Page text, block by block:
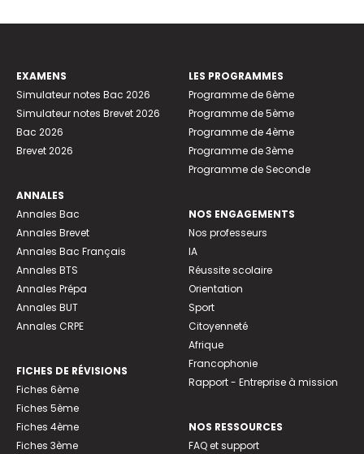
EXAMENS
Simulateur notes Bac 2026
Simulateur notes Brevet 2026
Bac 2026
Brevet 2026
ANNALES
Annales Bac
Annales Brevet
Annales Bac Français
Annales BTS
Annales Prépa
Annales BUT
Annales CRPE
FICHES DE RÉVISIONS
Fiches 6ème
Fiches 5ème
Fiches 4ème
Fiches 3ème
LES PROGRAMMES
Programme de 6ème
Programme de 5ème
Programme de 4ème
Programme de 3ème
Programme de Seconde
NOS ENGAGEMENTS
Nos professeurs
IA
Réussite scolaire
Orientation
Sport
Citoyenneté
Afrique
Francophonie
Rapport - Entreprise à mission
NOS RESSOURCES
FAQ et support